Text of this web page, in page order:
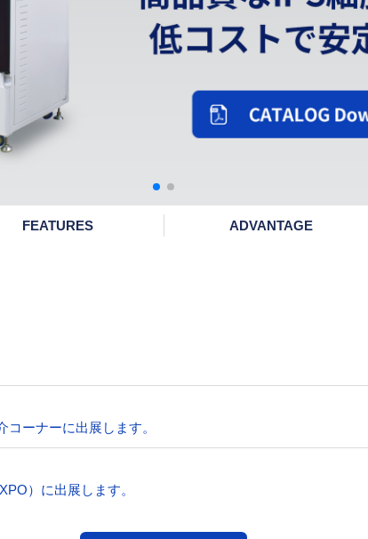
FEATURES ADVANTAGE
ーナーに出展します。
）に出展します。